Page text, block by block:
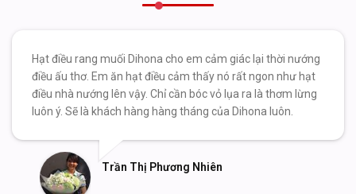
Hạt điều rang muối Dihona cho em cảm giác lại thời nướng
điều ấu thơ. Em ăn hạt điều cảm thấy nó rất ngon như hạt
điều nhà nướng lên vậy. Chỉ cần bóc vỏ lụa ra là thơm lừng
luôn ý. Sẽ là khách hàng hàng tháng của Dihona luôn.
Trần Thị Phương Nhiên